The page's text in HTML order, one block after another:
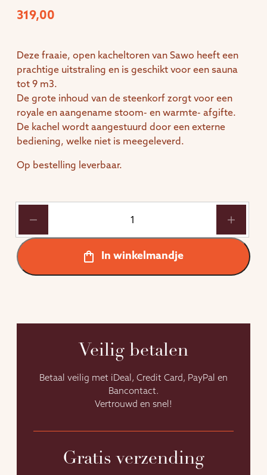
319,00
Deze fraaie, open kacheltoren van Sawo heeft een
prachtige uitstraling en is geschikt voor een sauna
tot 9 m3.
De grote inhoud van de steenkorf zorgt voor een
royale en aangename stoom- en warmte- afgifte.
De kachel wordt aangestuurd door een externe
bediening, welke niet is meegeleverd.
Op bestelling leverbaar.
kW
Aries
rond
In winkelmandje
Veilig betalen
Betaal veilig met iDeal, Credit Card, PayPal en
Bancontact.
Vertrouwd en snel!
Gratis verzending